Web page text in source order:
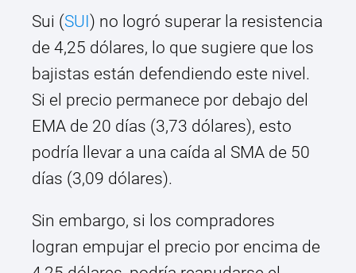
Sui (SUI) no logró superar la resistencia
de 4,25 dólares, lo que sugiere que los
bajistas están defendiendo este nivel.
Si el precio permanece por debajo del
EMA de 20 días (3,73 dólares), esto
podría llevar a una caída al SMA de 50
días (3,09 dólares).
Sin embargo, si los compradores
logran empujar el precio por encima de